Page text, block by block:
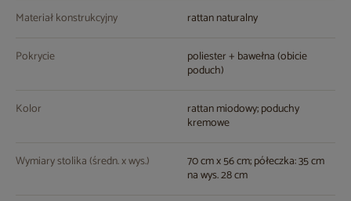
Materiał konstrukcyjny rattan naturalny
Pokrycie poliester + bawełna (obicie
poduch)
Kolor rattan miodowy; poduchy
kremowe
Wymiary stolika (średn. x wys.) 70 cm x 56 cm; półeczka: 35 cm
na wys. 28 cm